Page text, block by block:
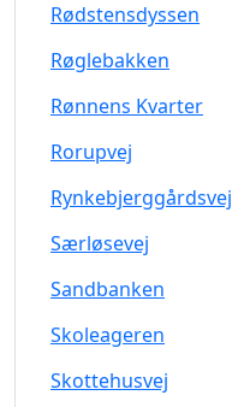
Rødstensdyssen
Røglebakken
Rønnens Kvarter
Rorupvej
Rynkebjerggårdsvej
Særløsevej
Sandbanken
Skoleageren
Skottehusvej